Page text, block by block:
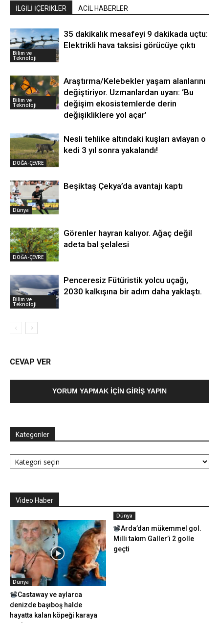
İLGİLİ İÇERİKLER ACİL HABERLER
Bilim ve
Teknoloji
35 dakikalık mesafeyi 9 dakikada uçtu:
Elektrikli hava taksisi görücüye çıktı
Bilim ve
Teknoloji
Araştırma/Kelebekler yaşam alanlarını
değiştiriyor. Uzmanlardan uyarı: ‘Bu
değişim ekosistemlerde derin
değişikliklere yol açar’
DOĞA-ÇEVRE
Nesli tehlike altındaki kuşları avlayan o
kedi 3 yıl sonra yakalandı!
Dünya
Beşiktaş Çekya’da avantajı kaptı
DOĞA-ÇEVRE
Görenler hayran kalıyor. Ağaç değil
adeta bal şelalesi
Bilim ve
Teknoloji
Penceresiz Fütüristik yolcu uçağı,
2030 kalkışına bir adım daha yaklaştı.
CEVAP VER
YORUM YAPMAK İÇIN GIRIŞ YAPIN
Kategoriler
Kategoriler
Video Haber
Dünya
Castaway ve aylarca
denizde başıboş halde
hayatta kalan köpeği karaya
Dünya
Arda’dan mükemmel gol.
Milli takım Galler’i 2 golle
geçti